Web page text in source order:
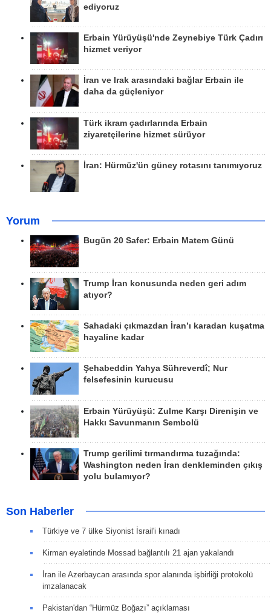
ediyoruz
Erbain Yürüyüşü'nde Zeynebiye Türk Çadırı
hizmet veriyor
İran ve Irak arasındaki bağlar Erbain ile
daha da güçleniyor
Türk ikram çadırlarında Erbain
ziyaretçilerine hizmet sürüyor
İran: Hürmüz'ün güney rotasını tanımıyoruz
Yorum
Bugün 20 Safer: Erbain Matem Günü
Trump İran konusunda neden geri adım
atıyor?
Sahadaki çıkmazdan İran’ı karadan kuşatma
hayaline kadar
Şehabeddin Yahya Sühreverdî; Nur
felsefesinin kurucusu
Erbain Yürüyüşü: Zulme Karşı Direnişin ve
Hakkı Savunmanın Sembolü
Trump gerilimi tırmandırma tuzağında:
Washington neden İran denkleminden çıkış
yolu bulamıyor?
Son Haberler
Türkiye ve 7 ülke Siyonist İsrail'i kınadı
Kirman eyaletinde Mossad bağlantılı 21 ajan yakalandı
İran ile Azerbaycan arasında spor alanında işbirliği protokolü
imzalanacak
Pakistan'dan “Hürmüz Boğazı” açıklaması